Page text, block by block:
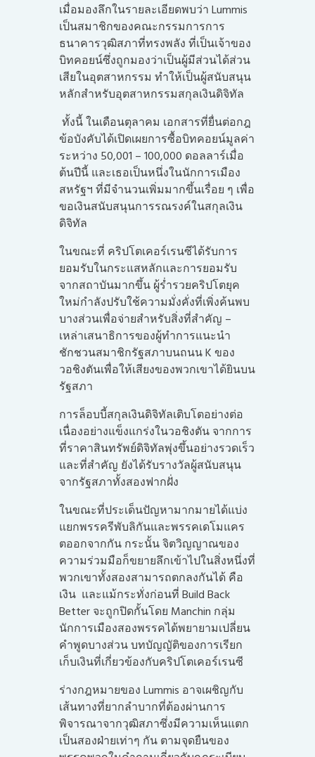
เมื่อมองลึกในรายละเอียดพบว่า Lummis
เป็นสมาชิกของคณะกรรมการการ
ธนาคารวุฒิสภาที่ทรงพลัง ที่เป็นเจ้าของ
บิทคอยน์ซึ่งถูกมองว่าเป็นผู้มีส่วนได้ส่วน
เสียในอุตสาหกรรม ทำให้เป็นผู้สนับสนุน
หลักสำหรับอุตสาหกรรมสกุลเงินดิจิทัล
ทั้งนี้ ในเดือนตุลาคม เอกสารที่ยื่นต่อกฎ
ข้อบังคับได้เปิดเผยการซื้อบิทคอยน์มูลค่า
ระหว่าง 50,001 – 100,000 ดอลลาร์เมื่อ
ต้นปีนี้ และเธอเป็นหนึ่งในนักการเมือง
สหรัฐฯ ที่มีจำนวนเพิ่มมากขึ้นเรื่อย ๆ เพื่อ
ขอเงินสนับสนุนการรณรงค์ในสกุลเงิน
ดิจิทัล
ในขณะที่ คริปโตเคอร์เรนซีได้รับการ
ยอมรับในกระแสหลักและการยอมรับ
จากสถาบันมากขึ้น ผู้ร่ำรวยคริปโตยุค
ใหม่กำลังปรับใช้ความมั่งคั่งที่เพิ่งค้นพบ
บางส่วนเพื่อจ่ายสำหรับสิ่งที่สำคัญ –
เหล่าเสนาธิการของผู้ทำการแนะนำ
ชักชวนสมาชิกรัฐสภาบนถนน K ของ
วอชิงตันเพื่อให้เสียงของพวกเขาได้ยินบน
รัฐสภา
การล็อบบี้สกุลเงินดิจิทัลเติบโตอย่างต่อ
เนื่องอย่างแข็งแกร่งในวอชิงตัน จากการ
ที่ราคาสินทรัพย์ดิจิทัลพุ่งขึ้นอย่างรวดเร็ว
และที่สำคัญ ยังได้รับรางวัลผู้สนับสนุน
จากรัฐสภาทั้งสองฟากฝั่ง
ในขณะที่ประเด็นปัญหามากมายได้แบ่ง
แยกพรรครีพับลิกันและพรรคเดโมแคร
ตออกจากกัน กระนั้น จิตวิญญาณของ
ความร่วมมือก็ขยายลึกเข้าไปในสิ่งหนึ่งที่
พวกเขาทั้งสองสามารถตกลงกันได้ คือ
เงิน และแม้กระทั่งก่อนที่ Build Back
Better จะถูกปิดกั้นโดย Manchin กลุ่ม
นักการเมืองสองพรรคได้พยายามเปลี่ยน
คำพูดบางส่วน บทบัญญัติของการเรียก
เก็บเงินที่เกี่ยวข้องกับคริปโตเคอร์เรนซี
ร่างกฎหมายของ Lummis อาจเผชิญกับ
เส้นทางที่ยากลำบากที่ต้องผ่านการ
พิจารณาจากวุฒิสภาซึ่งมีความเห็นแตก
เป็นสองฝ่ายเท่าๆ กัน ตามจุดยืนของ